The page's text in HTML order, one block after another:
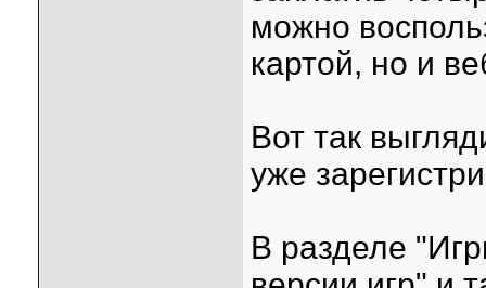
можно
картой, но и
Вот так
уже
В разделе